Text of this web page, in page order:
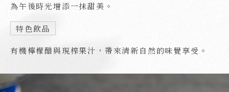
為午後時光增添一抹甜美。
特色飲品
有機檸檬醋與現榨果汁，帶來清新自然的味覺享受。